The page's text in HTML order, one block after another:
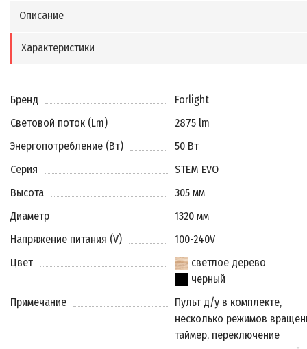
Описание
Характеристики
Бренд
Forlight
Световой поток (Lm)
2875 lm
Энергопотребление (Вт)
50 Вт
Серия
STEM EVO
Высота
305 мм
Диаметр
1320 мм
Напряжение питания (V)
100-240V
Цвет
светлое дерево
черный
Примечание
Пульт д/у в комплекте,
несколько режимов
таймер, переключение